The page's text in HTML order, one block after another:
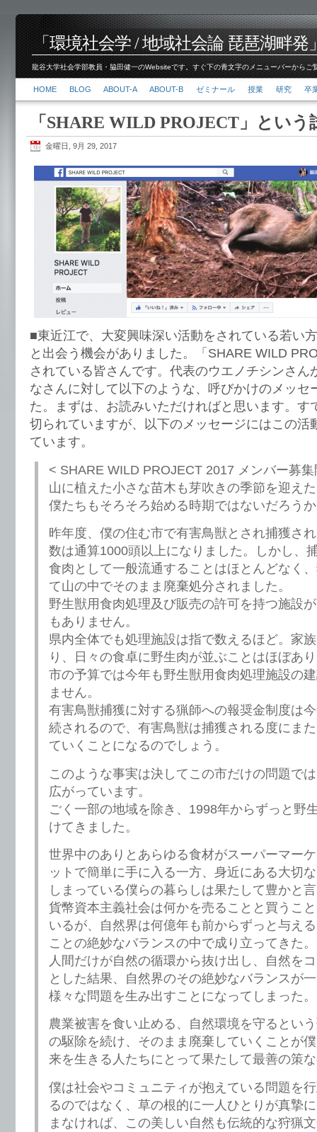
「環境社会学 / 地域社会論 琵琶湖畔発
龍谷大学社会学部教員・脇田健一のWebsiteです。すぐ下の青文字のメニューバーから
HOME BLOG ABOUT-A ABOUT-B ゼミナール 授業 研究 卒
「SHARE WILD PROJECT」という
金曜日, 9月 29, 2017
■東近江で、大変興味深い活動をされている若い
と出会う機会がありました。「SHARE WILD
されている皆さんです。代表のウエノチシンさん
なさんに対して以下のような、呼びかけのメッセ
た。まずは、お読みいただければと思います。す
切られていますが、以下のメッセージにはこの活
ています。
< SHARE WILD PROJECT 2017 メンバー募
山に植えた小さな苗木も芽吹きの季節を迎え
僕たちもそろそろ始める時期ではないだろう
昨年度、僕の住む市で有害鳥獣とされ捕獲さ
数は通算1000頭以上になりました。しかし、
食肉として一般流通することはほとんどなく
て山の中でそのまま廃棄処分されました。
野生獣用食肉処理及び販売の許可を持つ施設
もありません。
県内全体でも処理施設は指で数えるほど。家
り、日々の食卓に野生肉が並ぶことはほぼあ
市の予算では今年も野生獣用食肉処理施設の
ません。
有害鳥獣捕獲に対する猟師への報奨金制度は
続されるので、有害鳥獣は捕獲される度にま
ていくことになるのでしょう。
このような事実は決してこの市だけの問題で
広がっています。
ごく一部の地域を除き、1998年からずっと野
けてきました。
世界中のありとあらゆる食材がスーパーマー
ットで簡単に手に入る一方、身近にある大切
しまっている僕らの暮らしは果たして豊かと
貨幣資本主義社会は何かを売ることと買うこ
いるが、自然界は何億年も前からずっと与え
ことの絶妙なバランスの中で成り立ってきた。
人間だけが自然の循環から抜け出し、自然を
とした結果、自然界のその絶妙なバランスが
様々な問題を生み出すことになってしまった。
農業被害を食い止める、自然環境を守るとい
の駆除を続け、そのまま廃棄していくことが
来を生きる人たちにとって果たして最善の策
僕は社会やコミュニティが抱えている問題を
るのではなく、草の根的に一人ひとりが真摯
まなければ、この美しい自然も伝統的な狩猟